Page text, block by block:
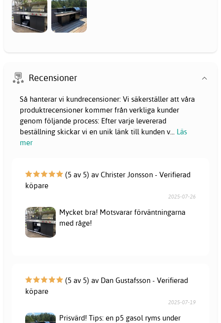
Recensioner
Så hanterar vi kundrecensioner: Vi säkerställer att våra
produktrecensioner kommer från verkliga kunder
genom följande process: Efter varje levererad
beställning skickar vi en unik länk till kunden v... Läs
mer
(5 av 5) av Christer Jonsson - Verifierad
köpare
2025-07-26
Mycket bra! Motsvarar förväntningarna
med råge!
(5 av 5) av Dan Gustafsson - Verifierad
köpare
2025-07-19
Prisvärd! Tips: en p5 gasol ryms under